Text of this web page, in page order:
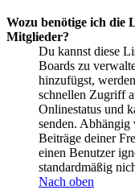
Wozu benötige ich die
Mitglieder?
Du kannst diese
Boards zu
hinzufügst,
schnellen Zugriff
Onlinestatus und
senden. Abhängig
Beiträge deiner
einen Benutzer
standardmäßig
Nach oben